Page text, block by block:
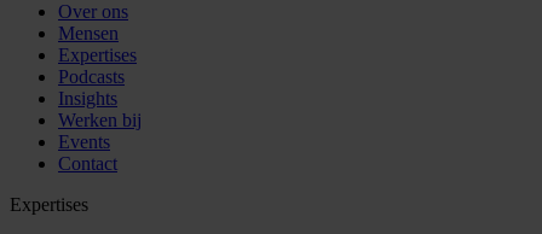
Over ons
Mensen
Expertises
Podcasts
Insights
Werken bij
Events
Contact
Expertises